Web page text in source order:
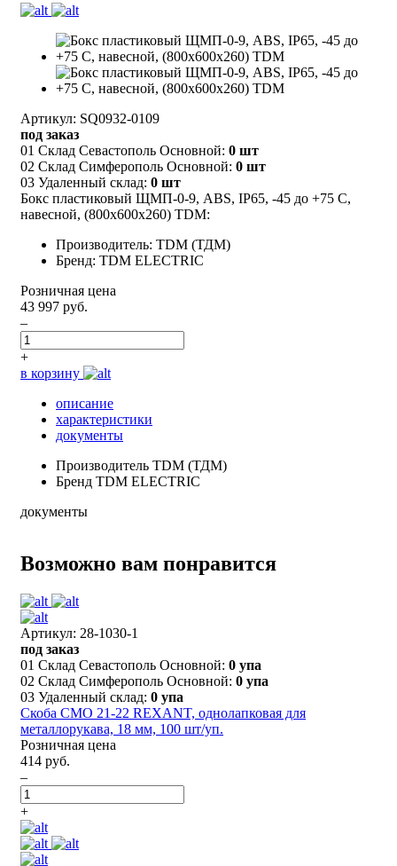
Артикул: SQ0932-0109
под заказ
01 Склад Севастополь Основной: 0 шт
02 Склад Симферополь Основной: 0 шт
03 Удаленный склад: 0 шт
Бокс пластиковый ЩМП-0-9, ABS, IP65, -45 до +75 С,
навесной, (800x600x260) TDM:
Производитель: TDM (ТДМ)
Бренд: TDM ELECTRIC
Розничная цена
43 997 руб.
–
+
в корзину
описание
характеристики
документы
Производитель TDM (ТДМ)
Бренд TDM ELECTRIC
документы
Возможно вам понравится
Артикул: 28-1030-1
под заказ
01 Склад Севастополь Основной: 0 упа
02 Склад Симферополь Основной: 0 упа
03 Удаленный склад: 0 упа
Скоба СМО 21-22 REXANT, однолапковая для
металлорукава, 18 мм, 100 шт/уп.
Розничная цена
414 руб.
–
+